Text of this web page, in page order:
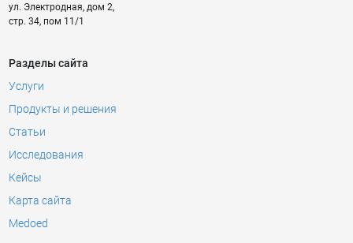
ул. Электродная, дом 2,
стр. 34, пом 11/1
Разделы сайта
Услуги
Продукты и решения
Статьи
Исследования
Кейсы
Карта сайта
Medoed